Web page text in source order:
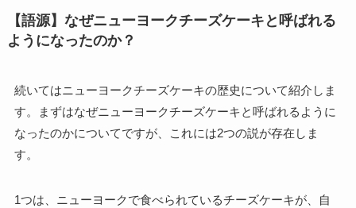
【語源】なぜニューヨークチーズケーキと呼ばれる
ようになったのか？
続いてはニューヨークチーズケーキの歴史について紹介しま
す。まずはなぜニューヨークチーズケーキと呼ばれるように
なったのかについてですが、これには2つの説が存在しま
す。
1つは、ニューヨークで食べられているチーズケーキが、自